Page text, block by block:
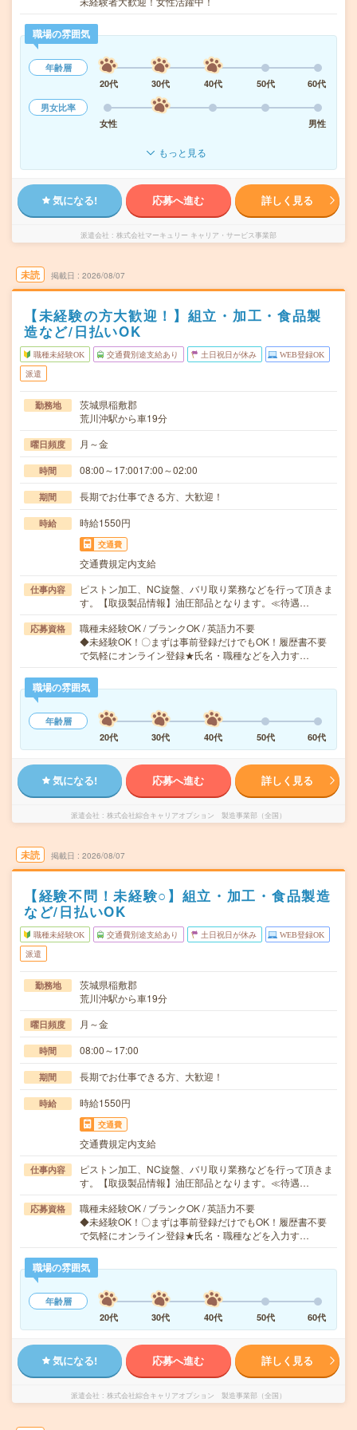
職場の雰囲気
年齢層
20代
30代 40代 50代
60代
男女比率
女性
男性
もっと見る
気になる! 応募へ進む 詳しく見る
派遣会社 株式会社マーキュリー キャリア・サービス事業部
未読 掲載日 2026/08/07
【未経験の方大歓迎！】組立・加工・食品製
造など/日払いOK
職種未経験OK 交通費別途支給あり 土日祝日が休み WEB登録OK
派遣
勤務地
茨城県稲敷郡
荒川沖駅から車19分
曜日頻度 月～金
時間 08:00～17:0017:00～02:00
期間 長期でお仕事できる方、大歓迎！
時給 時給1550円
交通費
交通費規定内支給
仕事内容
ピストン加工、NC旋盤、バリ取り業務などを行って頂きま
す。【取扱製品情報】油圧部品となります。≪待遇…
応募資格
職種未経験OK / ブランクOK / 英語力不要
◆未経験OK！〇まずは事前登録だけでもOK！履歴書不要
で気軽にオンライン登録★氏名・職種などを入力す…
職場の雰囲気
年齢層
20代
30代 40代 50代 60代
気になる! 応募へ進む 詳しく見る
派遣会社 株式会社綜合キャリアオプション 製造事業部（全国）
未読 掲載日 2026/08/07
【経験不問！未経験○】組立・加工・食品製造
など/日払いOK
職種未経験OK 交通費別途支給あり 土日祝日が休み WEB登録OK
派遣
勤務地
茨城県稲敷郡
荒川沖駅から車19分
曜日頻度 月～金
時間 08:00～17:00
期間 長期でお仕事できる方、大歓迎！
時給 時給1550円
交通費
交通費規定内支給
仕事内容
ピストン加工、NC旋盤、バリ取り業務などを行って頂きま
す。【取扱製品情報】油圧部品となります。≪待遇…
応募資格
職種未経験OK / ブランクOK / 英語力不要
◆未経験OK！〇まずは事前登録だけでもOK！履歴書不要
で気軽にオンライン登録★氏名・職種などを入力す…
職場の雰囲気
年齢層
20代
30代 40代 50代 60代
気になる! 応募へ進む 詳しく見る
派遣会社 株式会社綜合キャリアオプション 製造事業部（全国）